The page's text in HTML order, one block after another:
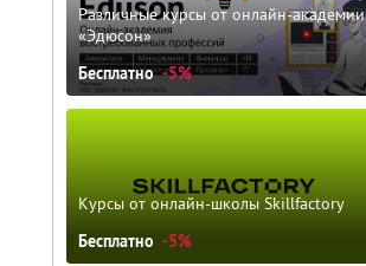
Различные курсы от онлайн-академии
«Эдюсон»
Бесплатно -5%
Курсы от онлайн-школы Skillfactory
Бесплатно -5%